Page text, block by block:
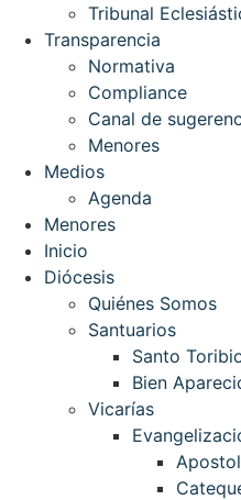
Tribunal
Transparencia
Normativa
Compliance
Canal de
Menores
Medios
Agenda
Menores
Inicio
Diócesis
Quiénes Somos
Santuarios
Santo
Bien
Vicarías